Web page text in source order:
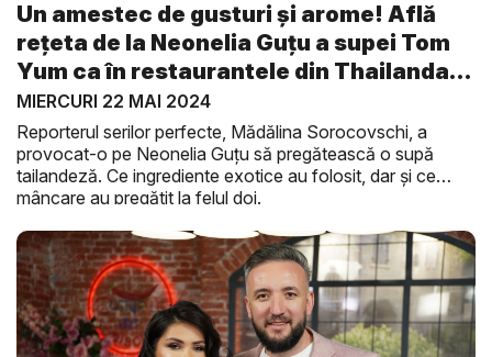
Un amestec de gusturi şi arome! Află
rețeta de la Neonelia Guțu a supei Tom
Yum ca în restaurantele din Thailanda:
...
MIERCURI 22 MAI 2024
Reporterul serilor perfecte, Mădălina Sorocovschi, a
provocat-o pe Neonelia Guţu să pregătească o supă
tailandeză. Ce ingrediente exotice au folosit, dar şi ce
mâncare au pregătit la felul doi.